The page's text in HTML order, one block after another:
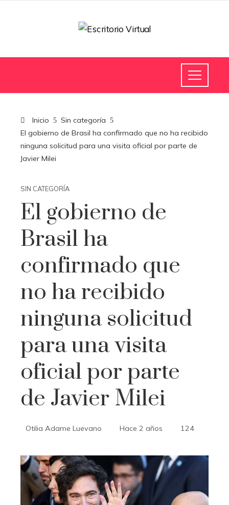
Inicio
Sin categoría
El gobierno de Brasil ha confirmado que no ha recibido
ninguna solicitud para una visita oficial por parte de
Javier Milei
SIN CATEGORÍA
El gobierno de
Brasil ha
confirmado que
no ha recibido
ninguna solicitud
para una visita
oficial por parte
de Javier Milei
Otilia Adame Luevano Hace 2 años 124